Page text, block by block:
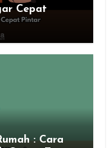
Cepat
: Cara